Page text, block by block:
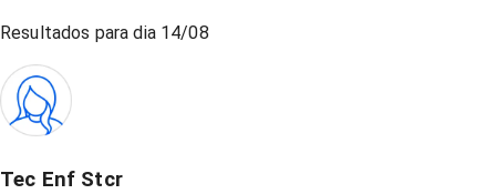
Resultados para dia 14/08
Tec Enf Stcr